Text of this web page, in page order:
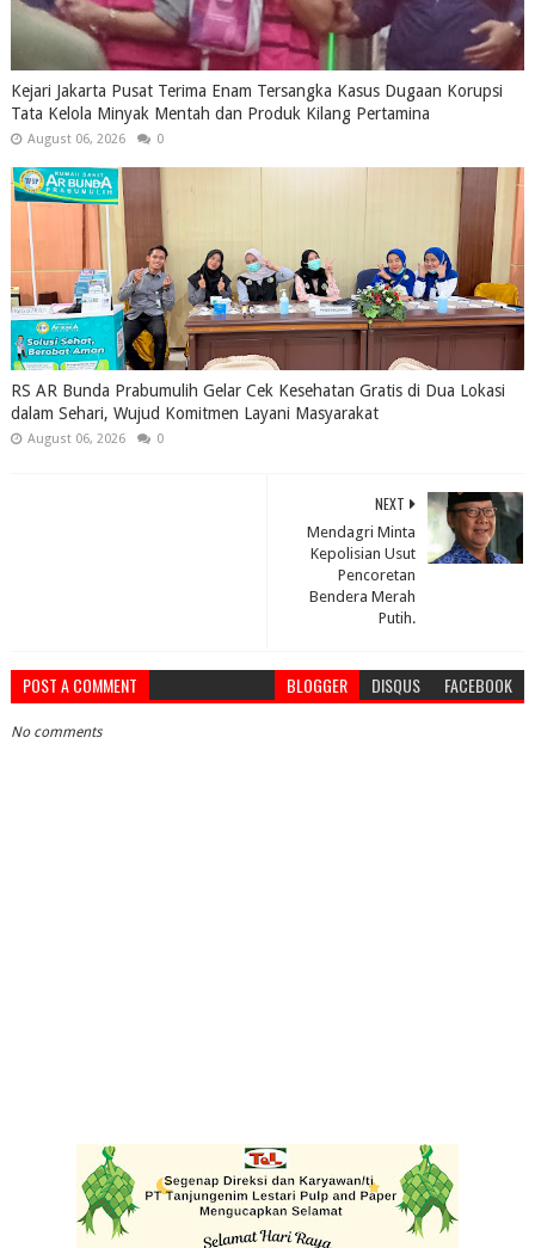
Kejari Jakarta Pusat Terima Enam Tersangka Kasus Dugaan Korupsi
Tata Kelola Minyak Mentah dan Produk Kilang Pertamina
August 06, 2026 0
RS AR Bunda Prabumulih Gelar Cek Kesehatan Gratis di Dua Lokasi
dalam Sehari, Wujud Komitmen Layani Masyarakat
August 06, 2026 0
NEXT
Mendagri Minta
Kepolisian Usut
Pencoretan
Bendera Merah
Putih.
POST A COMMENT BLOGGER DISQUS FACEBOOK
No comments